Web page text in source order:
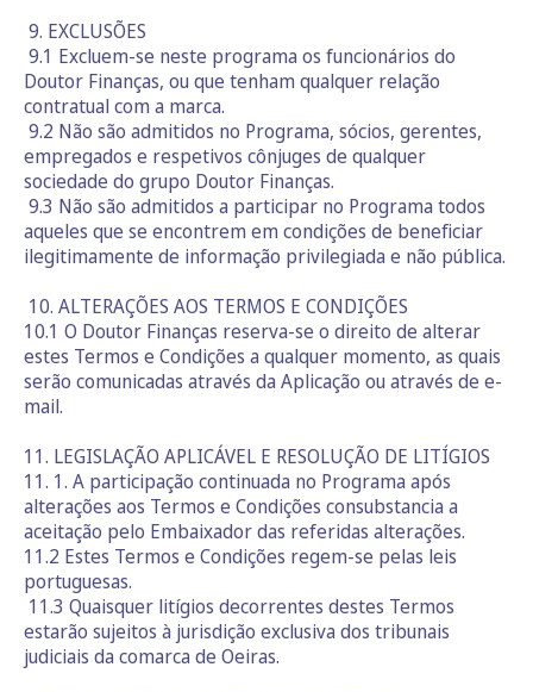
9. EXCLUSÕES
9.1 Excluem-se neste programa os funcionários do
Doutor Finanças, ou que tenham qualquer relação
contratual com a marca.
9.2 Não são admitidos no Programa, sócios, gerentes,
empregados e respetivos cônjuges de qualquer
sociedade do grupo Doutor Finanças.
9.3 Não são admitidos a participar no Programa todos
aqueles que se encontrem em condições de beneficiar
ilegitimamente de informação privilegiada e não pública.
10. ALTERAÇÕES AOS TERMOS E CONDIÇÕES
10.1 O Doutor Finanças reserva-se o direito de alterar
estes Termos e Condições a qualquer momento, as quais
serão comunicadas através da Aplicação ou através de e-
mail.
11. LEGISLAÇÃO APLICÁVEL E RESOLUÇÃO DE LITÍGIOS
11. 1. A participação continuada no Programa após
alterações aos Termos e Condições consubstancia a
aceitação pelo Embaixador das referidas alterações.
11.2 Estes Termos e Condições regem-se pelas leis
portuguesas.
11.3 Quaisquer litígios decorrentes destes Termos
estarão sujeitos à jurisdição exclusiva dos tribunais
judiciais da comarca de Oeiras.